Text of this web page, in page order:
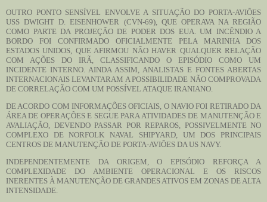
OUTRO PONTO SENSÍVEL ENVOLVE A SITUAÇÃO DO PORTA-AVIÕES
USS DWIGHT D. EISENHOWER (CVN-69), QUE OPERAVA NA REGIÃO
COMO PARTE DA PROJEÇÃO DE PODER DOS EUA. UM INCÊNDIO A
BORDO FOI CONFIRMADO OFICIALMENTE PELA MARINHA DOS
ESTADOS UNIDOS, QUE AFIRMOU NÃO HAVER QUALQUER RELAÇÃO
COM AÇÕES DO IRÃ, CLASSIFICANDO O EPISÓDIO COMO UM
INCIDENTE INTERNO. AINDA ASSIM, ANALISTAS E FONTES ABERTAS
INTERNACIONAIS LEVANTARAM A POSSIBILIDADE NÃO COMPROVADA
DE CORRELAÇÃO COM UM POSSÍVEL ATAQUE IRANIANO.
DE ACORDO COM INFORMAÇÕES OFICIAIS, O NAVIO FOI RETIRADO DA
ÁREA DE OPERAÇÕES E SEGUE PARA ATIVIDADES DE MANUTENÇÃO E
AVALIAÇÃO, DEVENDO PASSAR POR REPAROS, POSSIVELMENTE NO
COMPLEXO DE NORFOLK NAVAL SHIPYARD, UM DOS PRINCIPAIS
CENTROS DE MANUTENÇÃO DE PORTA-AVIÕES DA US NAVY.
INDEPENDENTEMENTE DA ORIGEM, O EPISÓDIO REFORÇA A
COMPLEXIDADE DO AMBIENTE OPERACIONAL E OS RISCOS
INERENTES À MANUTENÇÃO DE GRANDES ATIVOS EM ZONAS DE ALTA
INTENSIDADE.